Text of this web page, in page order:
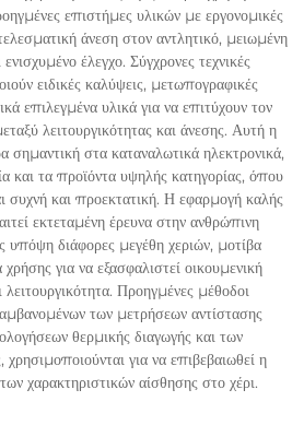
επιστήμες υλικών με εργονομικές
άνεση στον αντλητικό, μειωμένη
έλεγχο. Σύγχρονες τεχνικές
ειδικές καλύψεις, μετωπογραφικές
επιλεγμένα υλικά για να επιτύχουν τον
λειτουργικότητας και άνεσης. Αυτή η
σημαντική στα καταναλωτικά ηλεκτρονικά,
και τα προϊόντα υψηλής κατηγορίας, όπου
συχνή και προεκτατική. Η εφαρμογή καλής
εκτεταμένη έρευνα στην ανθρώπινη
υπόψη διάφορες μεγέθη χεριών, μοτίβα
για να εξασφαλιστεί οικουμενική
λειτουργικότητα. Προηγμένες μέθοδοι
των μετρήσεων αντίστασης
θερμικής διαγωγής και των
για να επιβεβαιωθεί η
χαρακτηριστικών αίσθησης στο χέρι.